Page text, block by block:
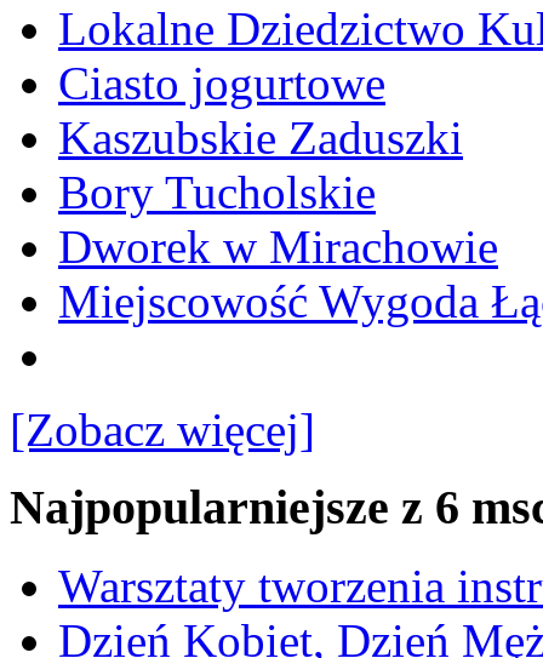
Lokalne Dziedzictwo
Ciasto jogurtowe
Kaszubskie Zaduszki
Bory Tucholskie
Dworek w Mirachowie
Miejscowość Wygoda
[Zobacz więcej]
Najpopularniejsze z 6
Warsztaty tworzenia
Dzień Kobiet, Dzień